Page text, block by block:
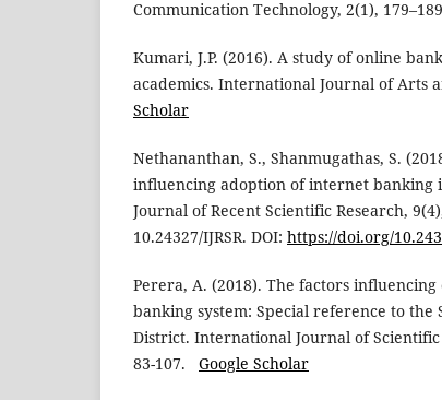
Communication Technology, 2(1),
Kumari, J.P. (2016). A study of online
academics. International Journal of Arts
Scholar
Nethananthan, S., Shanmugathas, S.
influencing adoption of internet banking
Journal of Recent Scientific Research,
10.24327/IJRSR. DOI: https://doi.org/
Perera, A. (2018). The factors
banking system: Special reference to the
District. International Journal of Scientific
83-107. Google Scholar